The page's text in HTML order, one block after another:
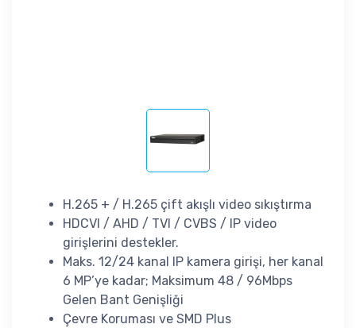
H.265 + / H.265 çift akışlı video sıkıştırma
HDCVI / AHD / TVI / CVBS / IP video
girişlerini destekler.
Maks. 12/24 kanal IP kamera girişi, her kanal
6 MP’ye kadar; Maksimum 48 / 96Mbps
Gelen Bant Genişliği
Çevre Koruması ve SMD Plus